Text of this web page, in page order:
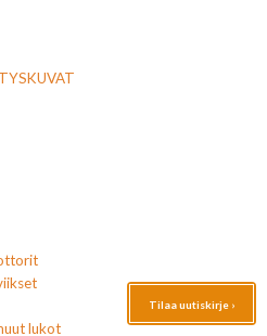
lukot
Tilaa uutiskirje ›